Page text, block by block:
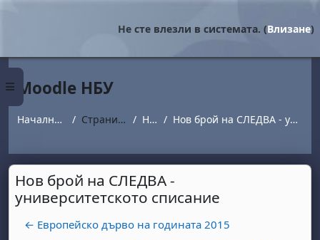
Страничен панел
Не сте влезли в системата. (Влизане)
Moodle НБУ
Начална страница Страници от сайта Новини Нов брой на СЛЕДВА - университетското списание
Нов брой на СЛЕДВА -
университетското списание
← Европейско дърво на годината 2015